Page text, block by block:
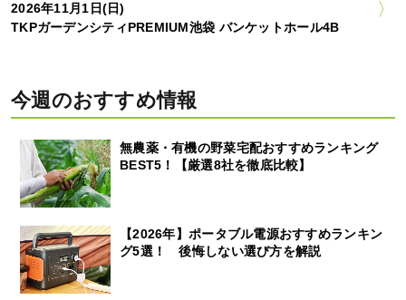
2026年11月1日(日)
TKPガーデンシティPREMIUM池袋 バンケットホール4B
今週のおすすめ情報
無農薬・有機の野菜宅配おすすめランキング
BEST5！【厳選8社を徹底比較】
【2026年】ポータブル電源おすすめランキン
グ5選！ 後悔しない選び方を解説